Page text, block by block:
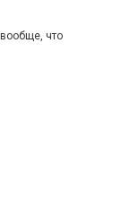
вообще, что